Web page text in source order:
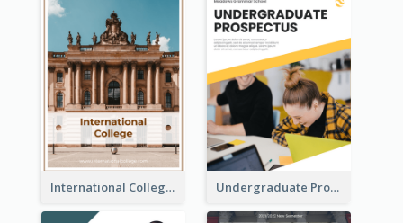
International College Prospectus Undergraduate Prospectus